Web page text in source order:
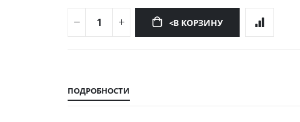
<В КОРЗИНУ
началу
галереи
изображений
ПОДРОБНОСТИ